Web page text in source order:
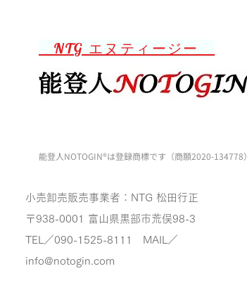
NTG エヌティージー
能登人NOTOGIN®️は登録商標です（商願2020-134778）
小売卸売販売事業者：NTG 松田行正
〒938-0001 富山県黒部市荒俣98-3
TEL／090-1525-8111 MAIL／
info@notogin.com